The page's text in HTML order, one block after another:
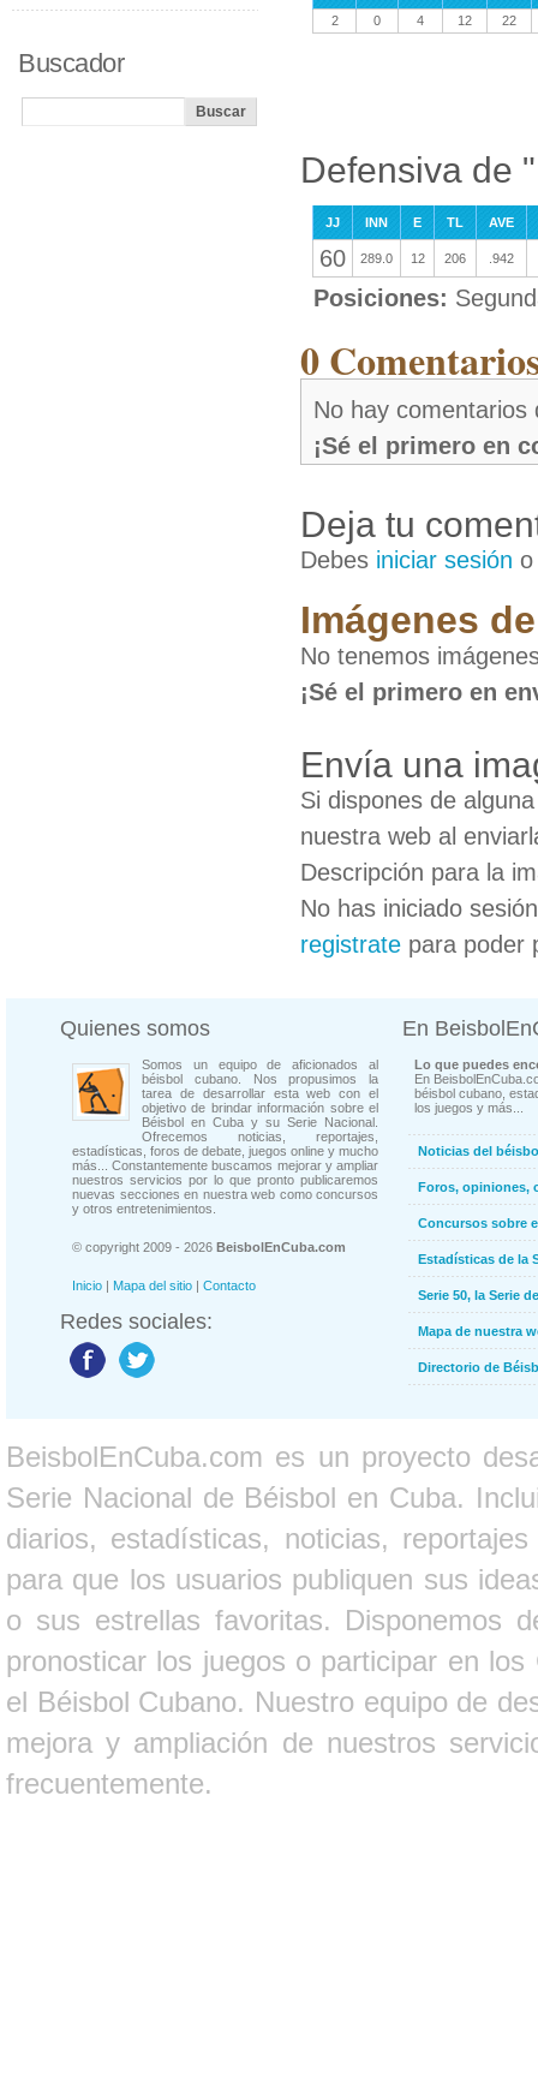
2
0 4 12 22
Defensiva de
JJ INN E TL AVE
60 289.0 12 206 .942
Posiciones:
0
No hay comentarios
¡Sé el primero en
Deja tu
Debes iniciar sesión
Imágenes
No tenemos
¡Sé el primero en
Envía una
Si dispones de
nuestra web al
Descripción para la
No has iniciado
registrate para poder
Buscador
Quienes somos
Somos un equipo de aficionados al
béisbol cubano. Nos propusimos la
tarea de desarrollar esta web con el
objetivo de brindar información sobre el
Béisbol en Cuba y su Serie Nacional.
Ofrecemos noticias, reportajes,
estadísticas, foros de debate, juegos online y mucho
más... Constantemente buscamos mejorar y ampliar
nuestros servicios por lo que pronto publicaremos
nuevas secciones en nuestra web como concursos
y otros entretenimientos.
© copyright 2009 - 2026 BeisbolEnCuba.com
Inicio | Mapa del sitio | Contacto
Redes sociales:
En
Lo que puedes
En
béisbol cubano,
los juegos y más...
Noticias del
Foros, opiniones,
Concursos sobre
Estadísticas de la
Serie 50, la Serie
Mapa de nuestra
Directorio de
BeisbolEnCuba.com es un proyecto
Serie Nacional de Béisbol en Cuba.
diarios, estadísticas, noticias,
para que los usuarios publiquen sus
o sus estrellas favoritas. Disponemos
pronosticar los juegos o participar en
el Béisbol Cubano. Nuestro equipo de
mejora y ampliación de nuestros
frecuentemente.